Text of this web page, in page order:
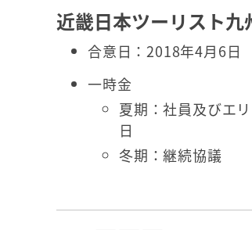
近畿日本ツーリスト九
合意日：2018年4月6日
一時金
夏期：社員及びエ
日
冬期：継続協議